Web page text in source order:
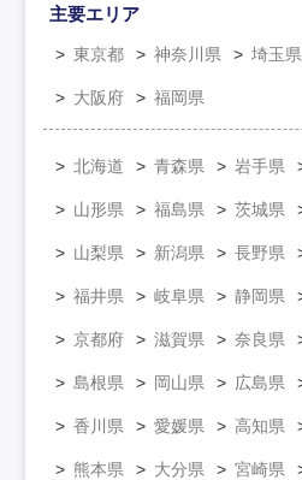
主要エリア
東京都 神奈川県 埼玉県
大阪府 福岡県
北海道 青森県 岩手県
山形県 福島県 茨城県
山梨県 新潟県 長野県
福井県 岐阜県 静岡県
京都府 滋賀県 奈良県
島根県 岡山県 広島県
香川県 愛媛県 高知県
熊本県 大分県 宮崎県